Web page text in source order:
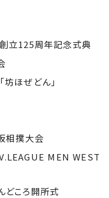
立125周年記念式典
ほぜどん」
相撲大会
MEN WEST
ころ開所式